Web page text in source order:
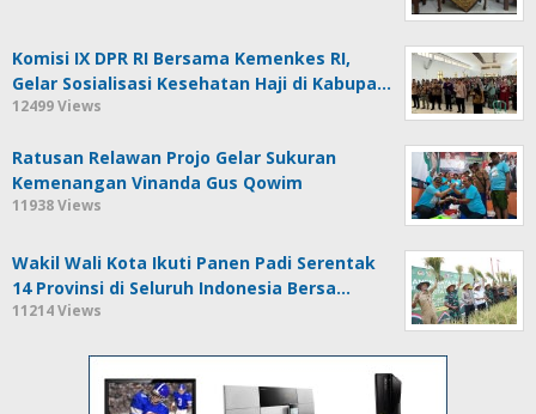
Komisi IX DPR RI Bersama Kemenkes RI,
Gelar Sosialisasi Kesehatan Haji di Kabupa…
12499 Views
Ratusan Relawan Projo Gelar Sukuran
Kemenangan Vinanda Gus Qowim
11938 Views
Wakil Wali Kota Ikuti Panen Padi Serentak
14 Provinsi di Seluruh Indonesia Bersa…
11214 Views